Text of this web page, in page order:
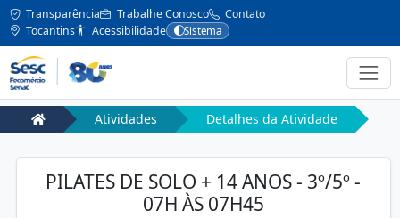
Transparência Trabalhe Conosco
Contato
Tocantins
Acessibilidade Sistema
Atividades Detalhes da Atividade
PILATES DE SOLO + 14 ANOS - 3º/5º -
07H ÀS 07H45